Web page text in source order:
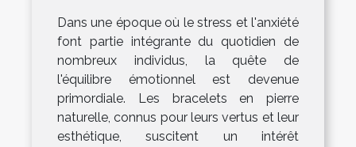
Dans une époque où le stress et l'anxiété
font partie intégrante du quotidien de
nombreux individus, la quête de
l'équilibre émotionnel est devenue
primordiale. Les bracelets en pierre
naturelle, connus pour leurs vertus et leur
esthétique, suscitent un intérêt